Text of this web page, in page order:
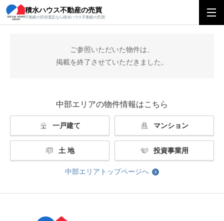
積水ハウス不動産の売買
不動産の売却査定なら積水ハウス不動産の売買
積水ハウス不動産の売買 中部エリアトップ
ご参照いただいた物件は、
掲載を終了させていただきました。
中部エリアの物件情報はこちら
一戸建て マンション
土 地 投資事業用
中部エリアトップページへ